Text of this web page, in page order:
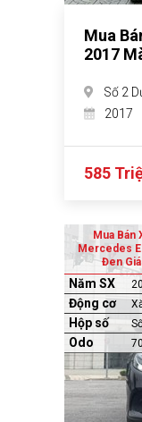
Mua
2017
Số 2
2017
585
Mua Bán
Mercedes
Đen
Năm SX
Động cơ
Hộp số
Odo